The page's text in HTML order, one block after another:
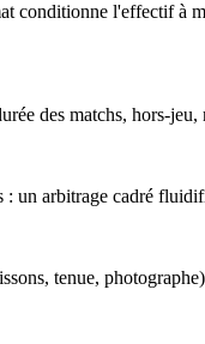
conditionne l'effectif à
des matchs, hors-
un arbitrage cadré
tenue,